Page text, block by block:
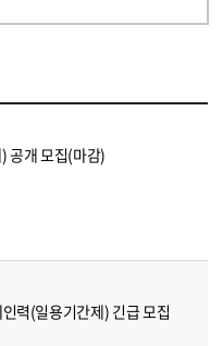
공개 모집(마감)
력(일용기간제) 긴급 모집